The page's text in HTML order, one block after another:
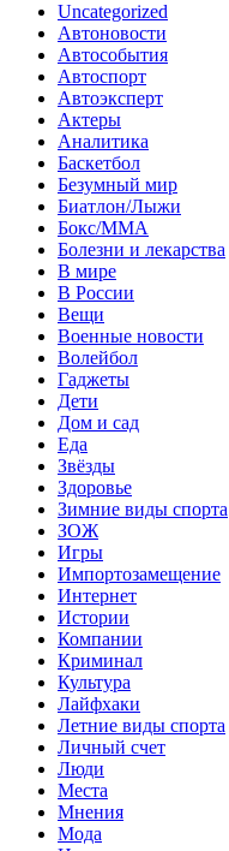
Uncategorized
Автоновости
Автособытия
Автоспорт
Автоэксперт
Актеры
Аналитика
Баскетбол
Безумный мир
Биатлон/Лыжи
Бокс/MMA
Болезни и лекарства
В мире
В России
Вещи
Военные новости
Волейбол
Гаджеты
Дети
Дом и сад
Еда
Звёзды
Здоровье
Зимние виды спорта
ЗОЖ
Игры
Импортозамещение
Интернет
Истории
Компании
Криминал
Культура
Лайфхаки
Летние виды спорта
Личный счет
Люди
Места
Мнения
Мода